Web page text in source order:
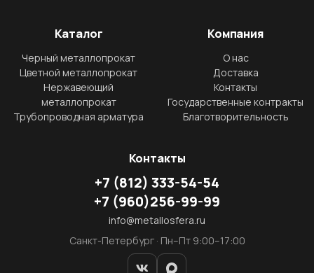
Каталог
Черный металлопрокат
Цветной металлопрокат
Нержавеющий
металлопрокат
Трубопроводная арматура
Компания
О нас
Доставка
Контакты
Государственные контракты
Благотворительность
Контакты
+7 (812) 333-54-54
+7 (960)256-99-99
info@metallosfera.ru
Санкт-Петербург · Пн–Пт 9:00–17:00